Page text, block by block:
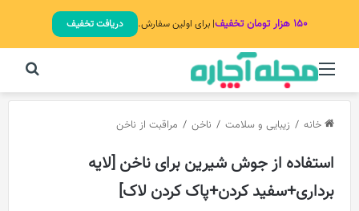
۱۵۰ هزار تومان تخفیف | برای اولین سفارش. دریافت تخفیف
منو
خانه / زیبایی و سلامت / ناخن / مراقبت از ناخن
استفاده از جوش شیرین برای ناخن‌ [لایه
برداری+سفید کردن+پاک کردن لاک]